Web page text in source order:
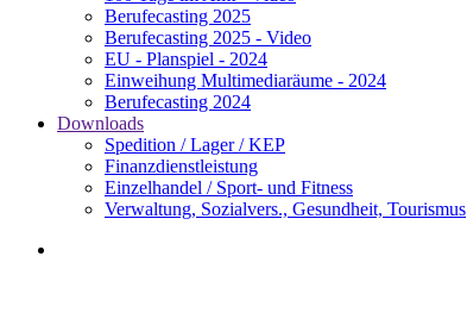
Berufecasting 2025
Berufecasting 2025 - Video
EU - Planspiel - 2024
Einweihung Multimediaräume - 2024
Berufecasting 2024
Downloads
Spedition / Lager / KEP
Finanzdienstleistung
Einzelhandel / Sport- und Fitness
Verwaltung, Sozialvers., Gesundheit, Tourismus